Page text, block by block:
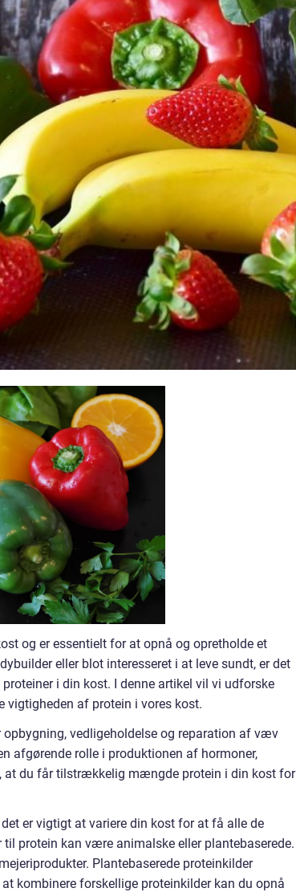
og er essentielt for at opnå og opretholde et
eller blot interesseret i at leve sundt, er det
i din kost. I denne artikel vil vi udforske
vigtigheden af protein i vores kost.
vedligeholdelse og reparation af væv
afgørende rolle i produktionen af hormoner,
at du får tilstrækkelig mængde protein i din kost for
er vigtigt at variere din kost for at få alle de
protein kan være animalske eller plantebaserede.
Plantebaserede proteinkilder
kombinere forskellige proteinkilder kan du opnå